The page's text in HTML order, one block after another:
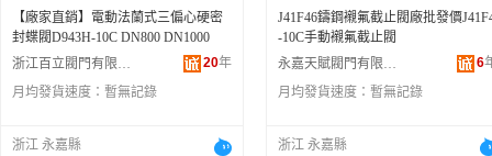
【廠家直銷】電動法蘭式三偏心硬密
封蝶閥D943H-10C DN800 DN1000
浙江百立閥門有限公司
20年
月均發貨速度： 暫無記錄
浙江 永嘉縣
J41F46鑄鋼襯氟截止閥廠批發價
-10C手動襯氟截止閥
永嘉天賦閥門有限公司
6
月均發貨速度： 暫無記錄
浙江 永嘉縣